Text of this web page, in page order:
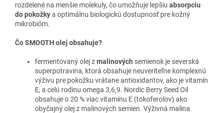
rozdelené na menšie molekuly, čo umožňuje lepšiu absorpciu
do pokožkya optimálnu biologickú dostupnosť pre kožný
mikrobióm.
Čo SMOOTH olej obsahuje?
fermentovaný olej zmalinových semienok je severská
superpotravina, ktorá obsahuje neuveriteľne komplexnú
výživu pre pokožku vrátane antioxidantov, ako je vitamín
E, a celú rodinu omega 3,6,9. Nordic Berry Seed Oil
obsahuje o 20 % viac vitamínu E (tokoferolov) ako
obyčajný olej z malinových semien. Výživná malina